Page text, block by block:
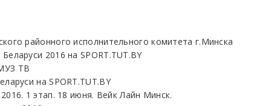
районного исполнительного комитета г.Минска
2016 на SPORT.TUT.BY
ТВ
на SPORT.TUT.BY
1 этап. 18 июня. Вейк Лайн Минск.